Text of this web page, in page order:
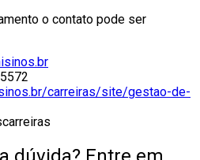
o contato pode ser
carreiras/site/gestao-de-